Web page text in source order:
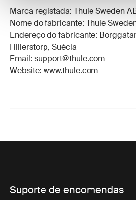
Marca registada: Thule Sweden
Nome do fabricante: Thule
Endereço do fabricante:
Hillerstorp, Suécia
Email: support@thule.com
Website: www.thule.com
Suporte de encomendas